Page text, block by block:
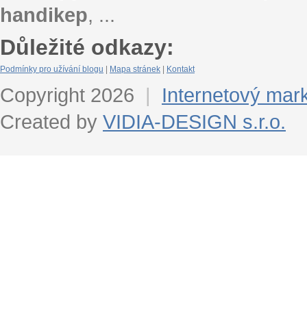
handikep, ...
Důležité odkazy:
Podmínky pro užívání blogu Mapa stránek Kontakt
Copyright 2026 |
Internetový
Created by VIDIA-DESIGN s.r.o.